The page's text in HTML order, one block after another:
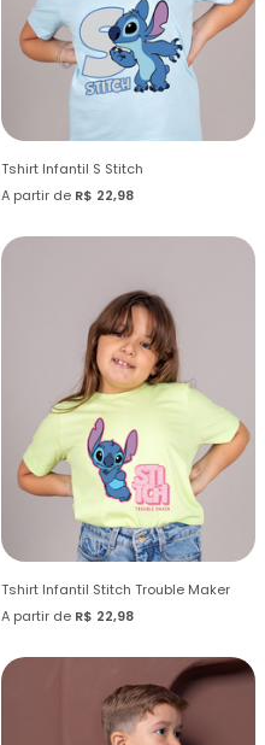
Tshirt Infantil S Stitch
A partir de R$ 22,98
Tshirt Infantil Stitch Trouble Maker
A partir de R$ 22,98